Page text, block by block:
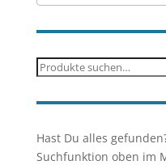
Suche
Hast Du alles
Suchfunktion oben im